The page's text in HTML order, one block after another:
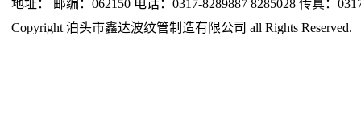
地址： 邮编：062150 电话：0317-8289887 8285028 传真：
Copyright 泊头市鑫达波纹管制造有限公司 all Rights Reserved.